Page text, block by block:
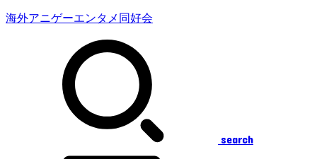
海外アニゲーエンタメ同好会
search